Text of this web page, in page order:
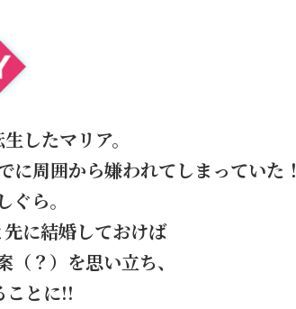
したマリア。
周囲から嫌われてしまっていた！
ら。
に結婚しておけば
？）を思い立ち、
ことに!!